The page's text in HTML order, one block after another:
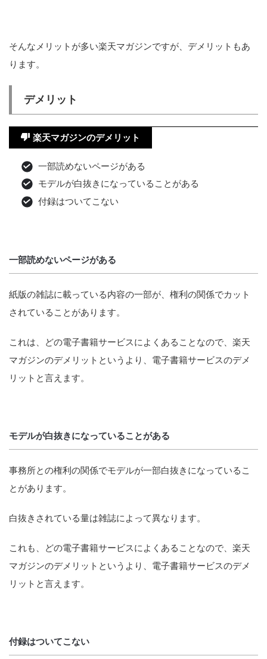
そんなメリットが多い楽天マガジンですが、デメリットもあ
ります。
デメリット
楽天マガジンのデメリット
一部読めないページがある
モデルが白抜きになっていることがある
付録はついてこない
一部読めないページがある
紙版の雑誌に載っている内容の一部が、権利の関係でカット
されていることがあります。
これは、どの電子書籍サービスによくあることなので、楽天
マガジンのデメリットというより、電子書籍サービスのデメ
リットと言えます。
モデルが白抜きになっていることがある
事務所との権利の関係でモデルが一部白抜きになっているこ
とがあります。
白抜きされている量は雑誌によって異なります。
これも、どの電子書籍サービスによくあることなので、楽天
マガジンのデメリットというより、電子書籍サービスのデメ
リットと言えます。
付録はついてこない